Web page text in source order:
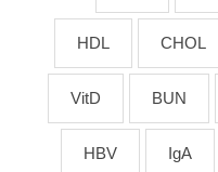
CHOL
HDL
BUN
VitD
IgA
HBV